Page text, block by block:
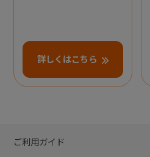
詳しくはこちら
ご利用ガイド